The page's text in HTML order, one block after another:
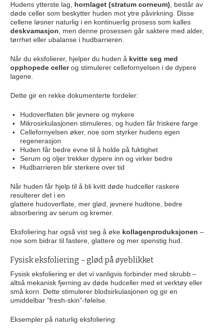
Hudens ytterste lag, hornlaget (stratum corneum), består av
døde celler som beskytter huden mot ytre påvirkning. Disse
cellene løsner naturlig i en kontinuerlig prosess som kalles
deskvamasjon, men denne prosessen går saktere med alder,
tørrhet eller ubalanse i hudbarrieren.
Når du eksfolierer, hjelper du huden å kvitte seg med
opphopede cellerog stimulerer cellefornyelsen i de dypere
lagene.
Dette gir en rekke dokumenterte fordeler:
Hudoverflaten blir jevnere og mykere
Mikrosirkulasjonen stimuleres, og huden får friskere farge
Cellefornyelsen øker, noe som styrker hudens egen
regenerasjon
Huden får bedre evne til å holde på fuktighet
Serum og oljer trekker dypere inn og virker bedre
Hudbarrieren blir sterkere over tid
Når huden får hjelp til å bli kvitt døde hudceller raskere
resulterer det i en
glattere hudoverflate, mer glød, jevnere hudtone, bedre
absorbering av serum og kremer.
Eksfoliering har også vist seg å øke kollagenproduksjonen –
noe som bidrar til fastere, glattere og mer spenstig hud.
Fysisk eksfoliering – glød på øyeblikket
Fysisk eksfoliering er det vi vanligvis forbinder med skrubb –
altså mekanisk fjerning av døde hudceller med et verktøy eller
små korn. Dette stimulerer blodsirkulasjonen og gir en
umiddelbar “fresh-skin”-følelse.
Eksempler på naturlig eksfoliering: